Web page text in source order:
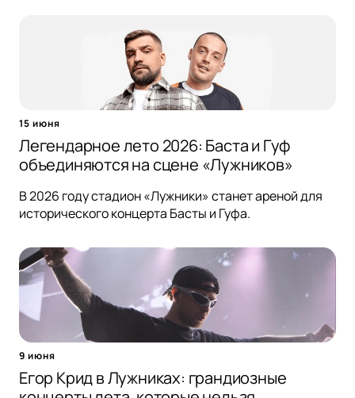
15 июня
Легендарное лето 2026: Баста и Гуф
объединяются на сцене «Лужников»
В 2026 году стадион «Лужники» станет ареной для
исторического концерта Басты и Гуфа.
9 июня
Егор Крид в Лужниках: грандиозные